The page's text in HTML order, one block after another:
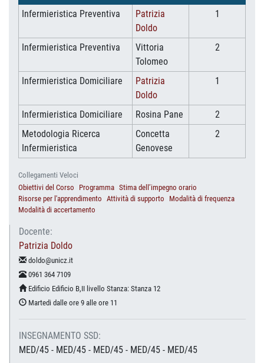
Infermieristica Preventiva
Patrizia
Doldo
1
Infermieristica Preventiva
Vittoria
Tolomeo
2
Infermieristica Domiciliare
Patrizia
Doldo
1
Infermieristica Domiciliare Rosina Pane
2
Metodologia Ricerca
Infermieristica
Concetta
Genovese
2
Collegamenti Veloci
Obiettivi del Corso
Programma Stima dell’impegno orario
Risorse per l'apprendimento Attività di supporto
Modalità di frequenza
Modalità di accertamento
Docente:
Patrizia Doldo
doldo@unicz.it
0961 364 7109
Edificio Edificio B,II livello Stanza: Stanza 12
Martedi dalle ore 9 alle ore 11
INSEGNAMENTO SSD:
MED/45 - MED/45 - MED/45 - MED/45 - MED/45